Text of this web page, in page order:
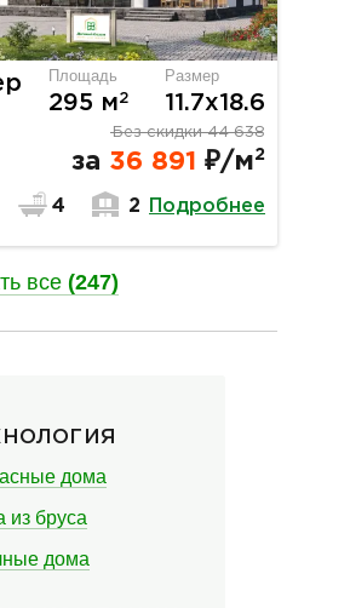
Площадь
295 м2
Размер
11.7х18.6
Без скидки44 638
за 36 891 ₽/м2
4 2 Подробнее
все (247)
дома
из бруса
дома